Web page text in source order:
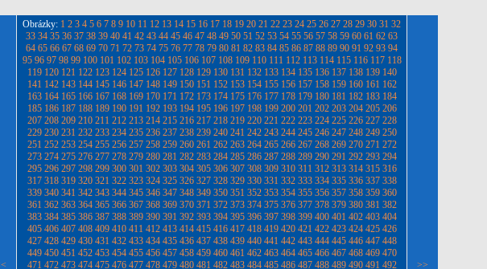
Obrázky: 1 2 3 4 5 6 7 8 9 10 11 12 13 14 15 16 17 18 19 20 21 22 23 24 25 26 27 28 29 30 31 32
33 34 35 36 37 38 39 40 41 42 43 44 45 46 47 48 49 50 51 52 53 54 55 56 57 58 59 60 61 62 63
64 65 66 67 68 69 70 71 72 73 74 75 76 77 78 79 80 81 82 83 84 85 86 87 88 89 90 91 92 93 94
95 96 97 98 99 100 101 102 103 104 105 106 107 108 109 110 111 112 113 114 115 116 117 118
119 120 121 122 123 124 125 126 127 128 129 130 131 132 133 134 135 136 137 138 139 140
141 142 143 144 145 146 147 148 149 150 151 152 153 154 155 156 157 158 159 160 161 162
163 164 165 166 167 168 169 170 171 172 173 174 175 176 177 178 179 180 181 182 183 184
185 186 187 188 189 190 191 192 193 194 195 196 197 198 199 200 201 202 203 204 205 206
207 208 209 210 211 212 213 214 215 216 217 218 219 220 221 222 223 224 225 226 227 228
229 230 231 232 233 234 235 236 237 238 239 240 241 242 243 244 245 246 247 248 249 250
251 252 253 254 255 256 257 258 259 260 261 262 263 264 265 266 267 268 269 270 271 272
273 274 275 276 277 278 279 280 281 282 283 284 285 286 287 288 289 290 291 292 293 294
295 296 297 298 299 300 301 302 303 304 305 306 307 308 309 310 311 312 313 314 315 316
317 318 319 320 321 322 323 324 325 326 327 328 329 330 331 332 333 334 335 336 337 338
339 340 341 342 343 344 345 346 347 348 349 350 351 352 353 354 355 356 357 358 359 360
361 362 363 364 365 366 367 368 369 370 371 372 373 374 375 376 377 378 379 380 381 382
383 384 385 386 387 388 389 390 391 392 393 394 395 396 397 398 399 400 401 402 403 404
405 406 407 408 409 410 411 412 413 414 415 416 417 418 419 420 421 422 423 424 425 426
427 428 429 430 431 432 433 434 435 436 437 438 439 440 441 442 443 444 445 446 447 448
449 450 451 452 453 454 455 456 457 458 459 460 461 462 463 464 465 466 467 468 469 470
471 472 473 474 475 476 477 478 479 480 481 482 483 484 485 486 487 488 489 490 491 492 >>